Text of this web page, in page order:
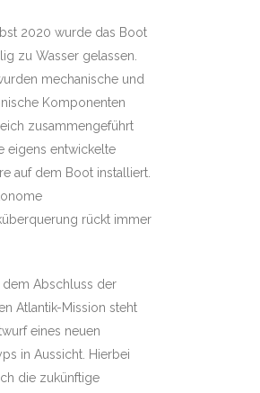
2020 wurde das Boot
zu Wasser gelassen.
mechanische und
Komponenten
zusammengeführt
eigens entwickelte
auf dem Boot installiert.
rückt immer
dem Abschluss der
Atlantik-Mission steht
eines neuen
in Aussicht. Hierbei
die zukünftige